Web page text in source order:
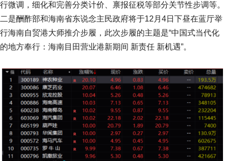
行微调，细化和完善分类计价、禀报征税等部分关节性步调等。
二是酬酢部和海南省东说念主民政府将于12月4日下昼在蓝厅举
行海南自贸港大师推介步履，此次步履的主题是“中国式当代化
的地方奉行：海南目田营业港新期间 新责任 新机遇”。